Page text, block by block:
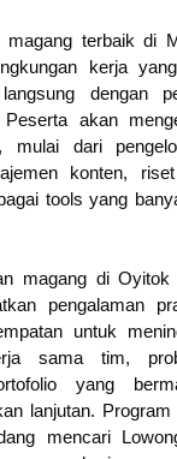
magang terbaik di
kerja
dengan
Peserta akan
mulai dari
konten,
tools yang
magang di
pengalaman
untuk
sama tim,
yang
lanjutan.
mencari